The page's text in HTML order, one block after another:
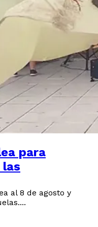
para
al 8 de agosto y